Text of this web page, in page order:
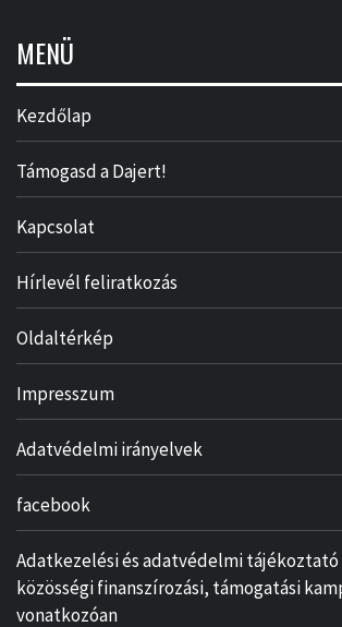
MENÜ
Kezdőlap
Támogasd a Dajert!
Kapcsolat
Hírlevél feliratkozás
Oldaltérkép
Impresszum
Adatvédelmi irányelvek
facebook
Adatkezelési és adatvédelmi tájékoztató
közösségi finanszírozási, támogatási
vonatkozóan